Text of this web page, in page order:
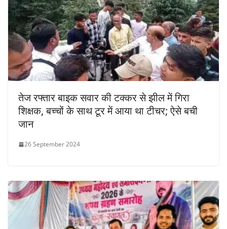
तेज रफ्तार बाइक सवार की टक्कर से झील में गिरा
शिक्षक, बच्चों के साथ टूर में आया था टीचर; ऐसे बची
जान
26 September 2024